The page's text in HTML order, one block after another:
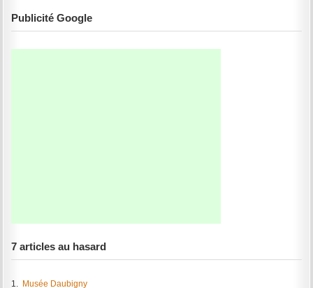
Publicité Google
7 articles au hasard
1.
Musée Daubigny